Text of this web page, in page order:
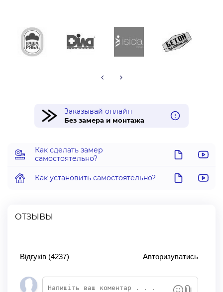
Заказывай онлайн
Без замера и монтажа
Как сделать замер
самостоятельно?
Как установить самостоятельно?
ОТЗЫВЫ